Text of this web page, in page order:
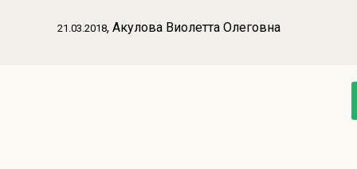
21.03.2018, Акулова Виолетта Олеговна